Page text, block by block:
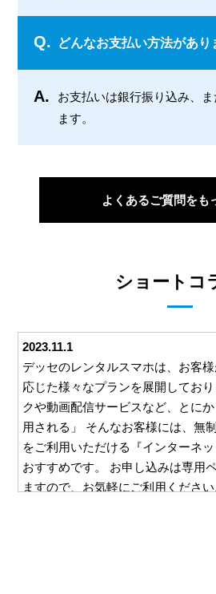
Q. どんなお支払い方法があり
A.
お支払いは銀行振り込み、
ます。
よくあるご質問をも
ショートコ
2023.11.1
デッセのレンタルスマホは、お客
応じた様々なプランを展開してお
クや動画配信サービスなど、とに
用される」 そんなお客様には、無
をご利用いただける『インターネ
おすすめです。 お申し込みは専用
ますので、お気軽にご利用ください